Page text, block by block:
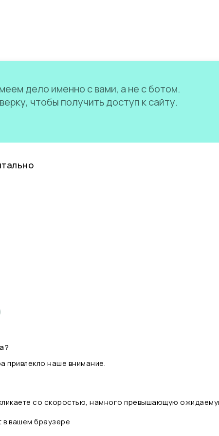
дело именно с вами, а не с ботом.
чтобы получить доступ к сайту.
привлекло наше внимание.
со скоростью, намного превышающую
вашем браузере